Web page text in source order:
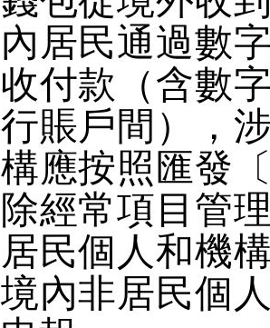
內居民通過數
收付款（含數
行賬戶間），
構應按照匯發
除經常項目管
居民個人和機
境內非居民個